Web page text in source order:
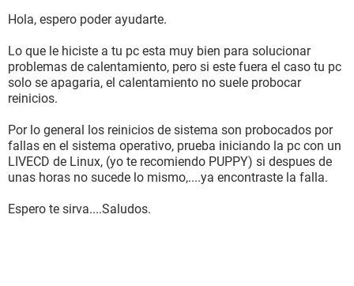
Hola, espero poder ayudarte.
Lo que le hiciste a tu pc esta muy bien para solucionar
problemas de calentamiento, pero si este fuera el caso tu pc
solo se apagaria, el calentamiento no suele probocar
reinicios.
Por lo general los reinicios de sistema son probocados por
fallas en el sistema operativo, prueba iniciando la pc con un
LIVECD de Linux, (yo te recomiendo PUPPY) si despues de
unas horas no sucede lo mismo,....ya encontraste la falla.
Espero te sirva....Saludos.